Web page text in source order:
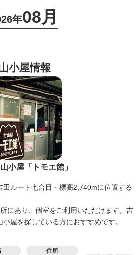
年08月
小屋情報
小屋「トモエ館」
ルート七合目・標高2,740mに位置する
にあり、個室をご利用いただけます。吉
屋を探している方におすすめです。
住所